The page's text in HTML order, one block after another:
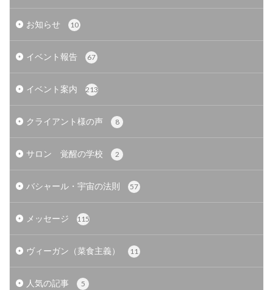
お知らせ 10
イベント報告 67
イベント案内 213
クライアント様の声 8
サロン 覚醒の学校 2
バシャール・宇宙の法則 57
メッセージ 115
ヴィーガン（菜食主義） 11
人気の記事 5